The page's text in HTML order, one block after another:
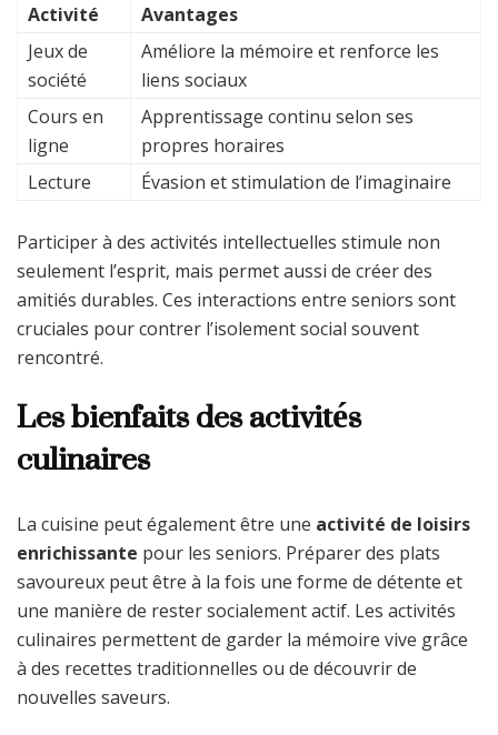
Activité
Avantages
Jeux de
société
Améliore la mémoire et renforce les
liens sociaux
Cours en
ligne
Apprentissage continu selon ses
propres horaires
Lecture
Évasion et stimulation de l’imaginaire
Participer à des activités intellectuelles stimule non
seulement l’esprit, mais permet aussi de créer des
amitiés durables. Ces interactions entre seniors sont
cruciales pour contrer l’isolement social souvent
rencontré.
Les bienfaits des activités
culinaires
La cuisine peut également être une activité de loisirs
enrichissante pour les seniors. Préparer des plats
savoureux peut être à la fois une forme de détente et
une manière de rester socialement actif. Les activités
culinaires permettent de garder la mémoire vive grâce
à des recettes traditionnelles ou de découvrir de
nouvelles saveurs.